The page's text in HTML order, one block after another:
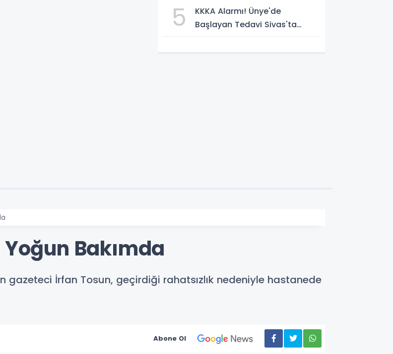
5
KKKA Alarmı! Ünye'de
Başlayan Tedavi Sivas'ta
Bakımda
gazeteci İrfan Tosun, geçirdiği rahatsızlık nedeniyle hastanede
Abone Ol